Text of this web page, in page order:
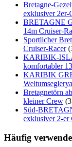
Bretagne-
exklusiver 2er-
BRETAGNE
14m Cruiser-
Sportlicher
Cruiser-Racer
KARIBIK-
komfortabler
KARIBIK
Bretagnetörn
kleiner Crew
Süd-
exklusiver 2-er
Häufig